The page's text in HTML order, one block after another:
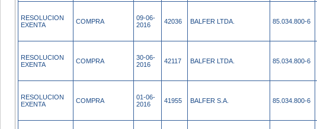
RESOLUCION
EXENTA
COMPRA
09-06-
2016
42036 BALFER LTDA. 85.034.800-6
RESOLUCION
EXENTA
COMPRA
30-06-
2016
42117 BALFER LTDA. 85.034.800-6
RESOLUCION
EXENTA
COMPRA
01-06-
2016
41955 BALFER S.A. 85.034.800-6